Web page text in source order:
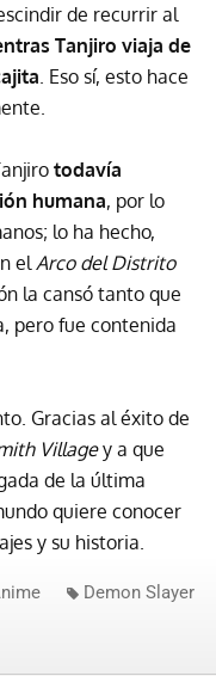
de recurrir al
Tanjiro viaja de
. Eso sí, esto hace
todavía
humana, por lo
lo ha hecho,
el Arco del Distrito
la cansó tanto que
pero fue contenida
Gracias al éxito de
Villagey a que
de la última
quiere conocer
y su historia.
Demon Slayer